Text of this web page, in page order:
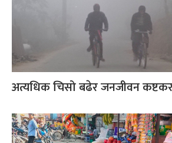
अत्यधिक चिसो बढेर जनजीवन